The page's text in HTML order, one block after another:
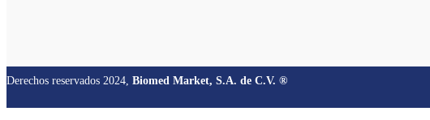
Derechos reservados 2024, Biomed Market, S.A. de C.V. ®